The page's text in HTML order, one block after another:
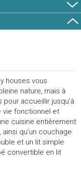
houses vous
nature, mais à
accueillir jusqu’à
vie fonctionnel et
cuisine entièrement
qu’un couchage
et un lit simple
convertible en lit